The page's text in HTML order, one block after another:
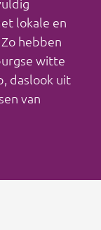
lokale en
hebben
witte
daslook uit
van